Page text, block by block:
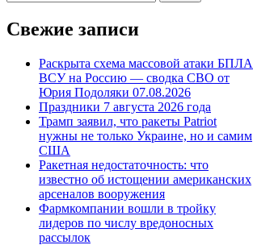
Свежие записи
Раскрыта схема массовой атаки БПЛА
ВСУ на Россию — сводка СВО от
Юрия Подоляки 07.08.2026
Праздники 7 августа 2026 года
Трамп заявил, что ракеты Patriot
нужны не только Украине, но и самим
США
Ракетная недостаточность: что
известно об истощении американских
арсеналов вооружения
Фармкомпании вошли в тройку
лидеров по числу вредоносных
рассылок